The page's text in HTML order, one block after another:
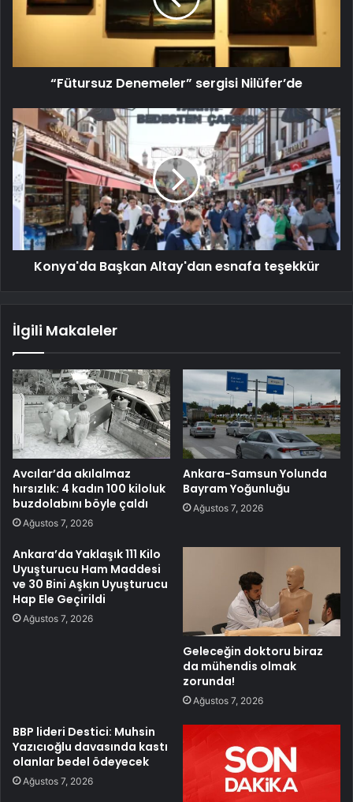
“Fütursuz Denemeler” sergisi Nilüfer’de
Konya'da Başkan Altay'dan esnafa teşekkür
İlgili Makaleler
Avcılar’da akılalmaz
hırsızlık: 4 kadın 100 kiloluk
buzdolabını böyle çaldı
Ağustos 7, 2026
Ankara-Samsun Yolunda
Bayram Yoğunluğu
Ağustos 7, 2026
Ankara’da Yaklaşık 111 Kilo
Uyuşturucu Ham Maddesi
ve 30 Bini Aşkın Uyuşturucu
Hap Ele Geçirildi
Ağustos 7, 2026
Geleceğin doktoru biraz
da mühendis olmak
zorunda!
Ağustos 7, 2026
BBP lideri Destici: Muhsin
Yazıcıoğlu davasında kastı
olanlar bedel ödeyecek
Ağustos 7, 2026